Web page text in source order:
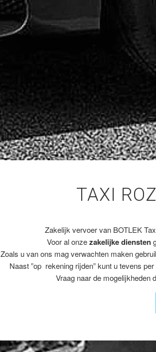
TAXI
Zakelijk vervoer van BOTLEK
Voor al onzezakelijke diensten
Zoals u van ons mag verwachten maken
Naast ”op rekening rijden” kunt u tevens
Vraag naar de mogelijkheden